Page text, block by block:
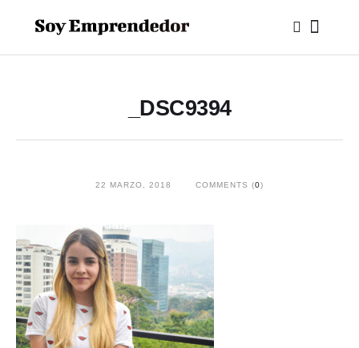
_DSC9394
22 MARZO, 2018 COMMENTS (0)